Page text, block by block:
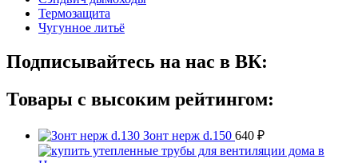
Термозащита
Чугунное литьё
Подписывайтесь на нас в ВК:
Товары с высоким рейтингом:
Зонт нерж d.150 640 ₽